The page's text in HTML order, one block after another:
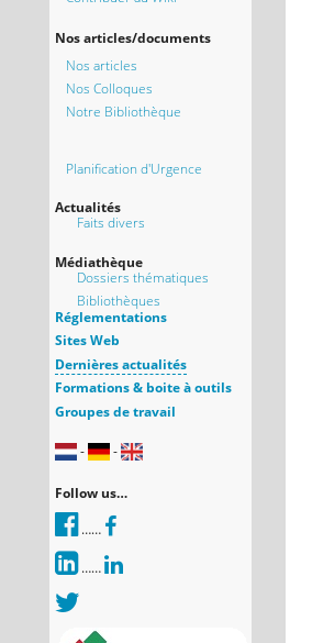
Nos articles/documents
Nos articles
Nos Colloques
Notre Bibliothèque
Planification d'Urgence
Actualités
Faits divers
Médiathèque
Dossiers thématiques
Bibliothèques
Réglementations
Sites Web
Dernières actualités
Formations & boite à outils
Groupes de travail
- -
Follow us…
……
……